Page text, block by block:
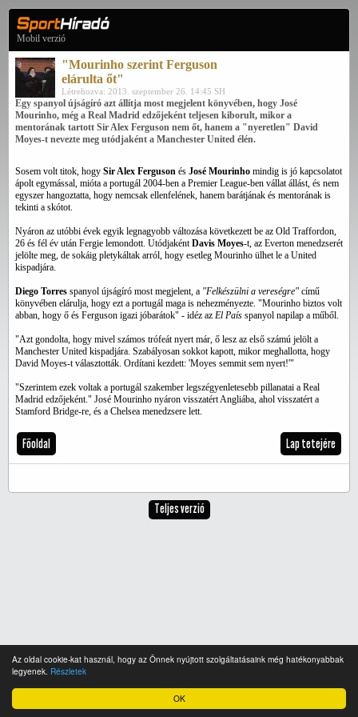
OK
Az oldal cookie-kat használ, hogy az Önnek nyújtott szolgáltatásaink még hatékonyabbak
legyenek. Részletek
Mobil verzió
"Mourinho szerint Ferguson
elárulta őt"
Létrehozva: 2013. szeptember 26. 14:45 SH
Egy spanyol újságíró azt állítja most megjelent könyvében, hogy José
Mourinho, még a Real Madrid edzőjeként teljesen kiborult, mikor a
mentorának tartott Sir Alex Ferguson nem őt, hanem a "nyeretlen" David
Moyes-t nevezte meg utódjaként a Manchester United élén.
Sosem volt titok, hogy Sir Alex Ferguson és José Mourinho mindig is jó kapcsolatot
ápolt egymással, mióta a portugál 2004-ben a Premier League-ben vállat állást, és nem
egyszer hangoztatta, hogy nemcsak ellenfelének, hanem barátjának és mentorának is
tekinti a skótot.
Nyáron az utóbbi évek egyik legnagyobb változása következett be az Old Traffordon,
26 és fél év után Fergie lemondott. UtódjakéntDavis Moyes-t, az Everton menedzserét
jelölte meg, de sokáig pletykáltak arról, hogy esetleg Mourinho ülhet le a United
kispadjára.
Diego Torres spanyol újságíró most megjelent, a "Felkészülni a vereségre" című
könyvében elárulja, hogy ezt a portugál maga is nehezményezte. "Mourinho biztos volt
abban, hogy ő és Ferguson igazi jóbarátok" - idéz az El País spanyol napilap a műből.
"Azt gondolta, hogy mivel számos trófeát nyert már, ő lesz az első számú jelölt a
Manchester United kispadjára. Szabályosan sokkot kapott, mikor meghallotta, hogy
David Moyes-t választották. Ordítani kezdett: 'Moyes semmit sem nyert!'"
"Szerintem ezek voltak a portugál szakember legszégyenletesebb pillanatai a Real
Madrid edzőjeként." José Mourinho nyáron visszatért Angliába, ahol visszatért a
Stamford Bridge-re, és a Chelsea menedzsere lett.
Főoldal Lap tetejére
Teljes verzió